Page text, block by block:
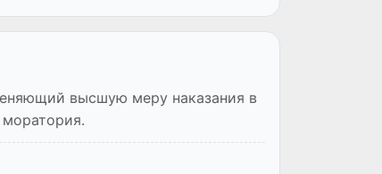
высшую меру наказания в